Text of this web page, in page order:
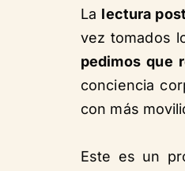
La lectura
vez tomados
pedimos que
conciencia
con más
Este es un